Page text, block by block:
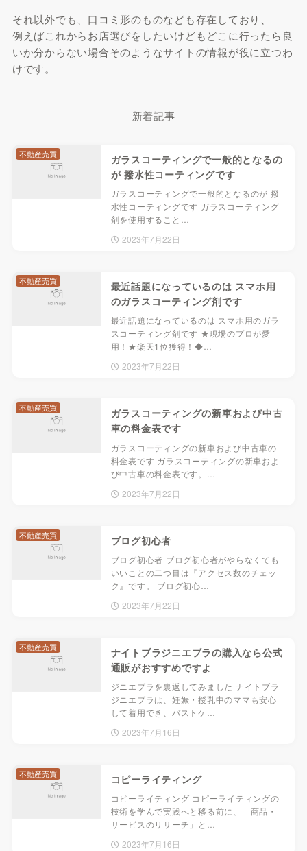
それ以外でも、口コミ形のものなども存在しており、
例えばこれからお店選びをしたいけどもどこに行ったら良
いか分からない場合そのようなサイトの情報が役に立つわ
けです。
新着記事
ガラスコーティングで一般的となるの
が 撥水性コーティングです
ガラスコーティングで一般的となるのが 撥
水性コーティングです ガラスコーティング
剤を使用すること…
2023年7月22日
不動産売買
最近話題になっているのは スマホ用
のガラスコーティング剤です
最近話題になっているのは スマホ用のガラ
スコーティング剤です ★現場のプロが愛
用！★楽天1位獲得！◆…
2023年7月22日
不動産売買
ガラスコーティングの新車および中古
車の料金表です
ガラスコーティングの新車および中古車の
料金表です ガラスコーティングの新車およ
び中古車の料金表です。…
2023年7月22日
不動産売買
ブログ初心者
ブログ初心者 ブログ初心者がやらなくても
いいことの二つ目は『アクセス数のチェッ
ク』です。 ブログ初心…
2023年7月22日
不動産売買
ナイトブラジニエブラの購入なら公式
通販がおすすめですよ
ジニエブラを裏返してみました ナイトブラ
ジニエブラは、妊娠・授乳中のママも安心
して着用でき、バストケ…
2023年7月16日
不動産売買
コピーライティング
コピーライティング コピーライティングの
技術を学んで実践へと移る前に、「商品・
サービスのリサーチ」と…
2023年7月16日
不動産売買